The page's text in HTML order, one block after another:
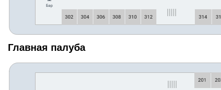
Главная палуба